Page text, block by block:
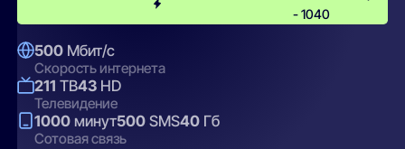
- 1040
500 Мбит/с
Скорость интернета
211 ТВ43 HD
Телевидение
1000 минут500 SMS40 Гб
Сотовая связь